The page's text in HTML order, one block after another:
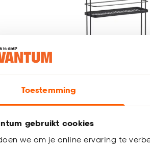
Toestemming
gebruikt cookies
we om je online ervaring te